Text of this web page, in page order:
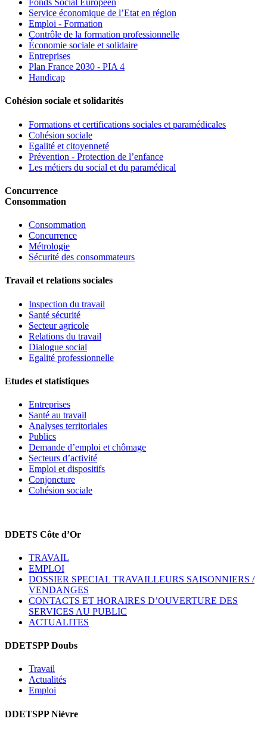
Fonds Social Européen
Service économique de l’Etat en région
Emploi - Formation
Contrôle de la formation professionnelle
Économie sociale et solidaire
Entreprises
Plan France 2030 - PIA 4
Handicap
Cohésion sociale et solidarités
Formations et certifications sociales et paramédicales
Cohésion sociale
Egalité et citoyenneté
Prévention - Protection de l’enfance
Les métiers du social et du paramédical
Concurrence
Consommation
Consommation
Concurrence
Métrologie
Sécurité des consommateurs
Travail et relations sociales
Inspection du travail
Santé sécurité
Secteur agricole
Relations du travail
Dialogue social
Egalité professionnelle
Etudes et statistiques
Entreprises
Santé au travail
Analyses territoriales
Publics
Demande d’emploi et chômage
Secteurs d’activité
Emploi et dispositifs
Conjoncture
Cohésion sociale
DDETS Côte d’Or
TRAVAIL
EMPLOI
DOSSIER SPECIAL TRAVAILLEURS SAISONNIERS /
VENDANGES
CONTACTS ET HORAIRES D’OUVERTURE DES
SERVICES AU PUBLIC
ACTUALITES
DDETSPP Doubs
Travail
Actualités
Emploi
DDETSPP Nièvre